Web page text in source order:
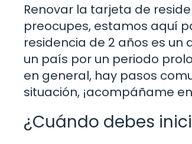
Renovar la tarjeta de
preocupes, estamos aquí
residencia de 2 años es
un país por un periodo
en general, hay pasos
situación, ¡acompáñame
¿Cuándo debes